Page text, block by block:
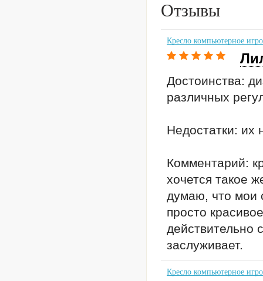
Отзывы
Кресло компьютерное
Достоинства:
различных
Недостатки: их
Комментарий:
хочется такое
думаю, что мои
просто
действительно
заслуживает.
Кресло компьютерное